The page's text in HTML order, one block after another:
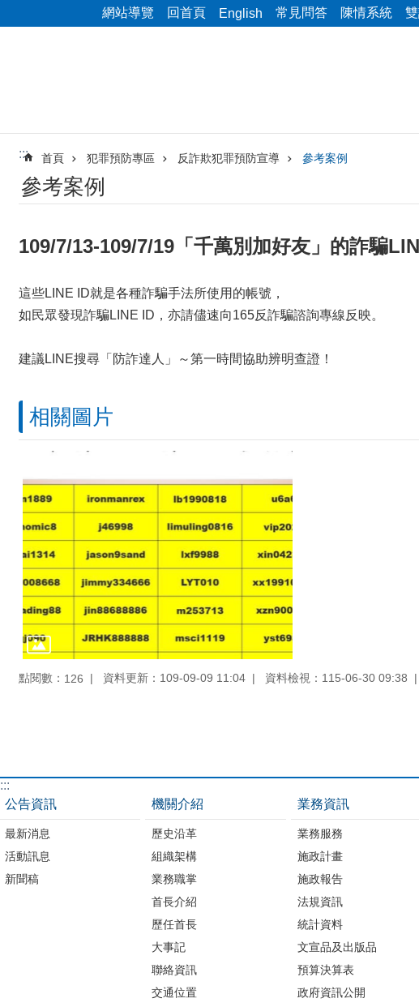
網站導覽 回首頁 English 常見問答 陳情系統
::: 首頁 犯罪預防專區 反詐欺犯罪預防宣導 參考案例
參考案例
109/7/13-109/7/19「千萬別加好友」的詐騙
這些LINE ID就是各種詐騙手法所使用的帳號，
如民眾發現詐騙LINE ID，亦請儘速向165反詐騙諮詢專線反映。
建議LINE搜尋「防詐達人」～第一時間協助辨明查證！
相關圖片
點閱數： 126 資料更新：109-09-09 11:04 資料檢視：115-06-30 09:38
:::
公告資訊
最新消息
活動訊息
新聞稿
機關介紹
歷史沿革
組織架構
業務職掌
首長介紹
歷任首長
大事記
聯絡資訊
交通位置
業務資訊
業務服務
施政計畫
施政報告
法規資訊
統計資料
文宣品及出版品
預算決算表
政府資訊公開